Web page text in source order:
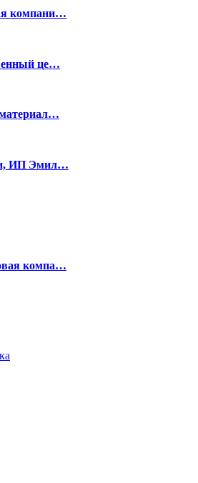
компани…
це…
ИП Эмил…
компа…